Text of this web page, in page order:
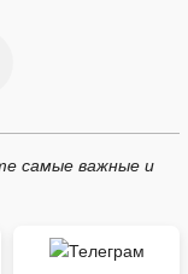
самые важные и